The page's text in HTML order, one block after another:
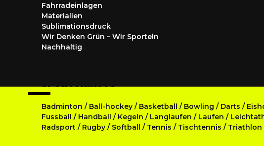
Fahrradeinlagen
Materialien
Sublimationsdruck
Wir Denken Grün – Wir Sporteln
Nachhaltig
Badminton / Ball-hockey / Basketball / Bowling / Darts /
Fussball / Handball / Kegeln / Langlaufen / Laufen /
Radsport / Rugby / Softball / Tennis / Tischtennis / Triathlon